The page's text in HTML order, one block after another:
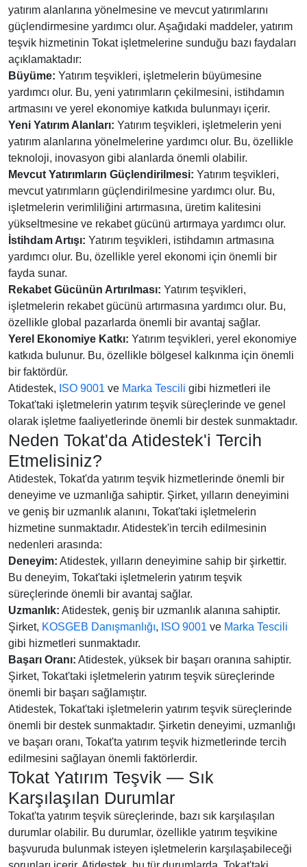
yatırım alanlarına yönelmesine ve mevcut yatırımlarını
güçlendirmesine yardımcı olur. Aşağıdaki maddeler, yatırım
teşvik hizmetinin Tokat işletmelerine sunduğu bazı faydaları
açıklamaktadır:
Büyüme: Yatırım teşvikleri, işletmelerin büyümesine
yardımcı olur. Bu, yeni yatırımların çekilmesini, istihdamın
artmasını ve yerel ekonomiye katkıda bulunmayı içerir.
Yeni Yatırım Alanları: Yatırım teşvikleri, işletmelerin yeni
yatırım alanlarına yönelmelerine yardımcı olur. Bu, özellikle
teknoloji, inovasyon gibi alanlarda önemli olabilir.
Mevcut Yatırımların Güçlendirilmesi: Yatırım teşvikleri,
mevcut yatırımların güçlendirilmesine yardımcı olur. Bu,
işletmelerin verimliliğini artırmasına, üretim kalitesini
yükseltmesine ve rekabet gücünü artırmaya yardımcı olur.
İstihdam Artışı: Yatırım teşvikleri, istihdamın artmasına
yardımcı olur. Bu, özellikle yerel ekonomi için önemli bir
fayda sunar.
Rekabet Gücünün Artırılması: Yatırım teşvikleri,
işletmelerin rekabet gücünü artırmasına yardımcı olur. Bu,
özellikle global pazarlarda önemli bir avantaj sağlar.
Yerel Ekonomiye Katkı: Yatırım teşvikleri, yerel ekonomiye
katkıda bulunur. Bu, özellikle bölgesel kalkınma için önemli
bir faktördür.
Atidestek, ISO 9001 ve Marka Tescili gibi hizmetleri ile
Tokat'taki işletmelerin yatırım teşvik süreçlerinde ve genel
olarak işletme faaliyetlerinde önemli bir destek sunmaktadır.
Neden Tokat'da Atidestek'i Tercih
Etmelisiniz?
Atidestek, Tokat'da yatırım teşvik hizmetlerinde önemli bir
deneyime ve uzmanlığa sahiptir. Şirket, yılların deneyimini
ve geniş bir uzmanlık alanını, Tokat'taki işletmelerin
hizmetine sunmaktadır. Atidestek'in tercih edilmesinin
nedenleri arasında:
Deneyim: Atidestek, yılların deneyimine sahip bir şirkettir.
Bu deneyim, Tokat'taki işletmelerin yatırım teşvik
süreçlerinde önemli bir avantaj sağlar.
Uzmanlık: Atidestek, geniş bir uzmanlık alanına sahiptir.
Şirket, KOSGEB Danışmanlığı, ISO 9001 ve Marka Tescili
gibi hizmetleri sunmaktadır.
Başarı Oranı: Atidestek, yüksek bir başarı oranına sahiptir.
Şirket, Tokat'taki işletmelerin yatırım teşvik süreçlerinde
önemli bir başarı sağlamıştır.
Atidestek, Tokat'taki işletmelerin yatırım teşvik süreçlerinde
önemli bir destek sunmaktadır. Şirketin deneyimi, uzmanlığı
ve başarı oranı, Tokat'ta yatırım teşvik hizmetlerinde tercih
edilmesini sağlayan önemli faktörlerdir.
Tokat Yatırım Teşvik — Sık
Karşılaşılan Durumlar
Tokat'ta yatırım teşvik süreçlerinde, bazı sık karşılaşılan
durumlar olabilir. Bu durumlar, özellikle yatırım teşvikine
başvuruda bulunmak isteyen işletmelerin karşılaşabileceği